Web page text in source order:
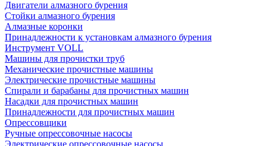
Двигатели алмазного бурения
Стойки алмазного бурения
Алмазные коронки
Принадлежности к установкам алмазного бурения
Инструмент VOLL
Машины для прочистки труб
Механические прочистные машины
Электрические прочистные машины
Спирали и барабаны для прочистных машин
Насадки для прочистных машин
Принадлежности для прочистных машин
Опрессовщики
Ручные опрессовочные насосы
Электрические опрессовочные насосы